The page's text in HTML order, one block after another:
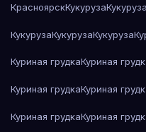
КрасноярскКукурузаКукуруза
КукурузаКукурузаКукуруза
Куриная грудкаКуриная
Куриная грудкаКуриная
Куриная грудкаКуриная